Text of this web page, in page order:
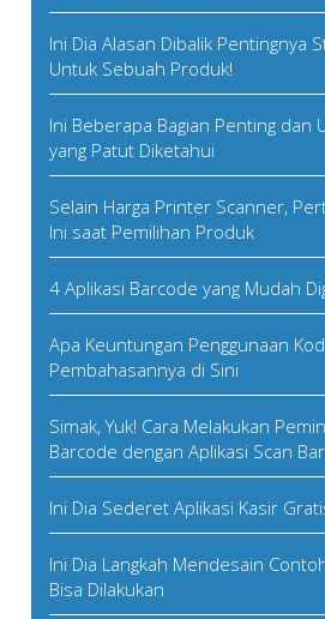
Ini Dia Alasan Dibalik Pentingnya
Untuk Sebuah Produk!
Ini Beberapa Bagian Penting dan
yang Patut Diketahui
Selain Harga Printer Scanner,
Ini saat Pemilihan Produk
4 Aplikasi Barcode yang Mudah
Apa Keuntungan Penggunaan
Pembahasannya di Sini
Simak, Yuk! Cara Melakukan
Barcode dengan Aplikasi Scan
Ini Dia Sederet Aplikasi Kasir
Ini Dia Langkah Mendesain
Bisa Dilakukan